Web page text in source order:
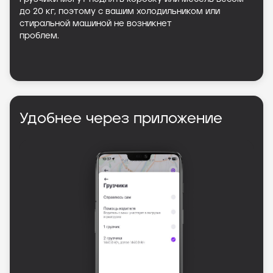
до 20 кг, поэтому с вашим холодильником или
стиральной машиной не возникнет
проблем.
Удобнее через приложение